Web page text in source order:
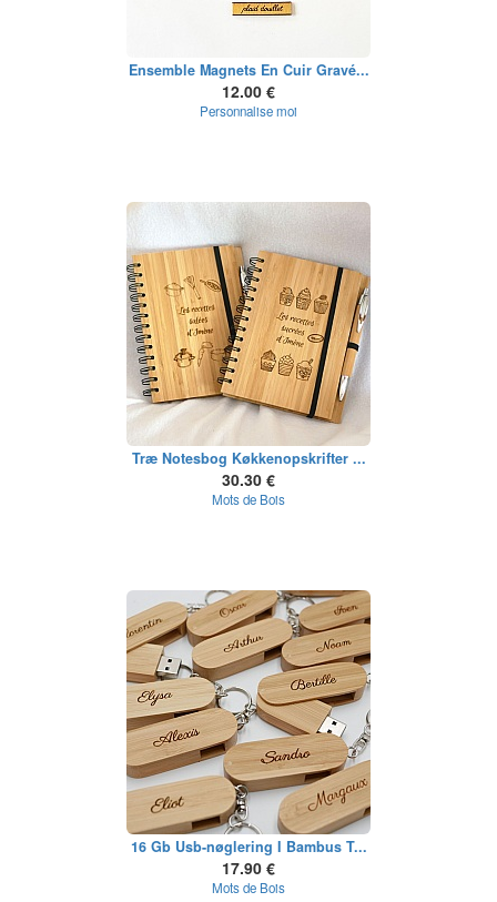
Ensemble Magnets En Cuir Gravé...
12.00 €
Personnalise moi
Træ Notesbog Køkkenopskrifter ...
30.30 €
Mots de Bois
16 Gb Usb-nøglering I Bambus T...
17.90 €
Mots de Bois